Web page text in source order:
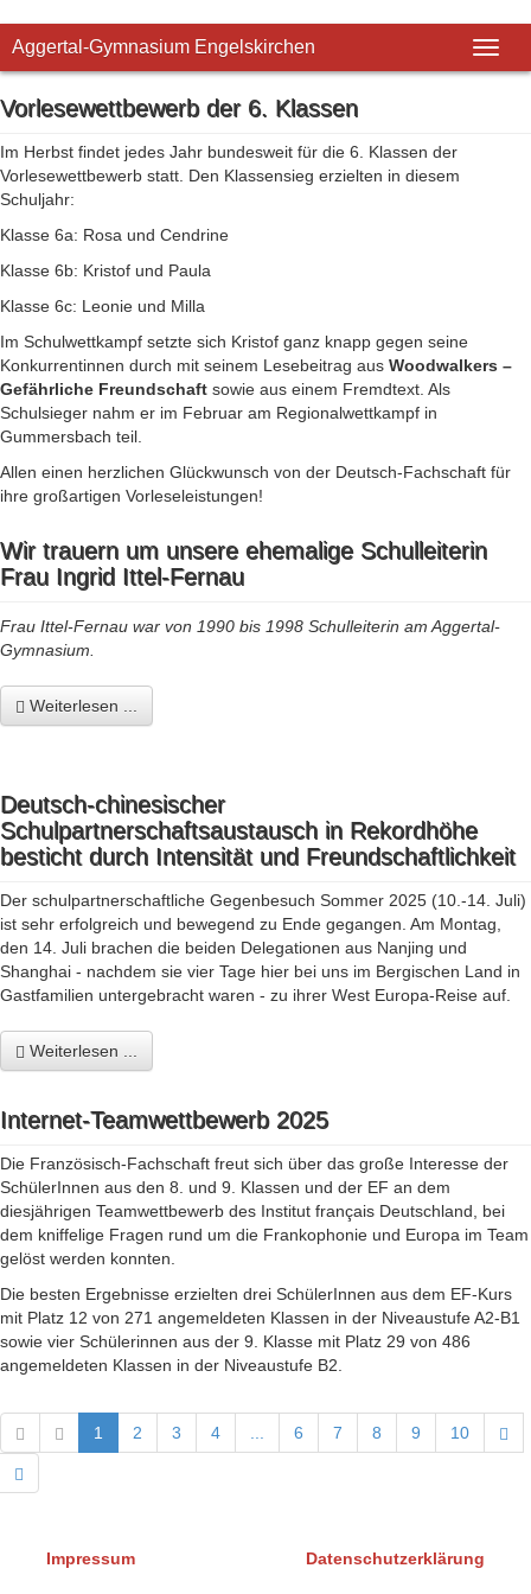
Aggertal-Gymnasium Engelskirchen
Vorlesewettbewerb der 6. Klassen
Im Herbst findet jedes Jahr bundesweit für die 6. Klassen der
Vorlesewettbewerb statt. Den Klassensieg erzielten in diesem
Schuljahr:
Klasse 6a: Rosa und Cendrine
Klasse 6b: Kristof und Paula
Klasse 6c: Leonie und Milla
Im Schulwettkampf setzte sich Kristof ganz knapp gegen seine
Konkurrentinnen durch mit seinem Lesebeitrag aus Woodwalkers –
Gefährliche Freundschaft sowie aus einem Fremdtext. Als
Schulsieger nahm er im Februar am Regionalwettkampf in
Gummersbach teil.
Allen einen herzlichen Glückwunsch von der Deutsch-Fachschaft für
ihre großartigen Vorleseleistungen!
Wir trauern um unsere ehemalige Schulleiterin
Frau Ingrid Ittel-Fernau
Frau Ittel-Fernau war von 1990 bis 1998 Schulleiterin am Aggertal-
Gymnasium.
Weiterlesen ...
Deutsch-chinesischer
Schulpartnerschaftsaustausch in Rekordhöhe
besticht durch Intensität und Freundschaftlichkeit
Der schulpartnerschaftliche Gegenbesuch Sommer 2025 (10.-14. Juli)
ist sehr erfolgreich und bewegend zu Ende gegangen. Am Montag,
den 14. Juli brachen die beiden Delegationen aus Nanjing und
Shanghai - nachdem sie vier Tage hier bei uns im Bergischen Land in
Gastfamilien untergebracht waren - zu ihrer West Europa-Reise auf.
Weiterlesen ...
Internet-Teamwettbewerb 2025
Die Französisch-Fachschaft freut sich über das große Interesse der
SchülerInnen aus den 8. und 9. Klassen und der EF an dem
diesjährigen Teamwettbewerb des Institut français Deutschland, bei
dem kniffelige Fragen rund um die Frankophonie und Europa im Team
gelöst werden konnten.
Die besten Ergebnisse erzielten drei SchülerInnen aus dem EF-Kurs
mit Platz 12 von 271 angemeldeten Klassen in der Niveaustufe A2-B1
sowie vier Schülerinnen aus der 9. Klasse mit Platz 29 von 486
angemeldeten Klassen in der Niveaustufe B2.
1 2 3 4 6 7 8 9 10
Impressum Datenschutzerklärung